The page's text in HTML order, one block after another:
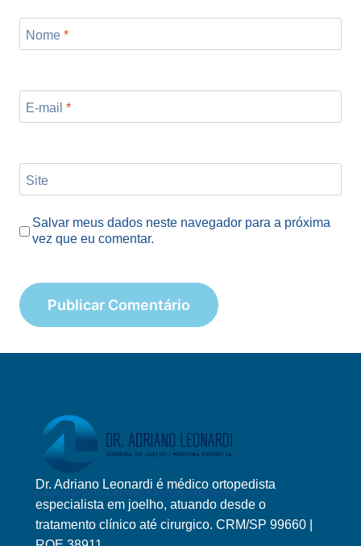
Nome *
E-mail *
Site
Salvar meus dados neste navegador para a próxima
vez que eu comentar.
Logo Adriano Leonardi Horizontal Novo
Dr. Adriano Leonardi é médico ortopedista
especialista em joelho, atuando desde o
tratamento clínico até cirurgico. CRM/SP 99660 |